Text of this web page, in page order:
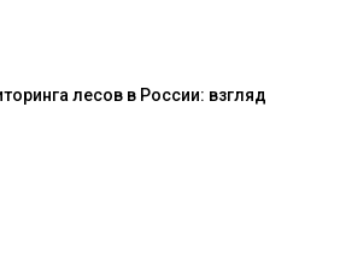
лесов в России: взгляд